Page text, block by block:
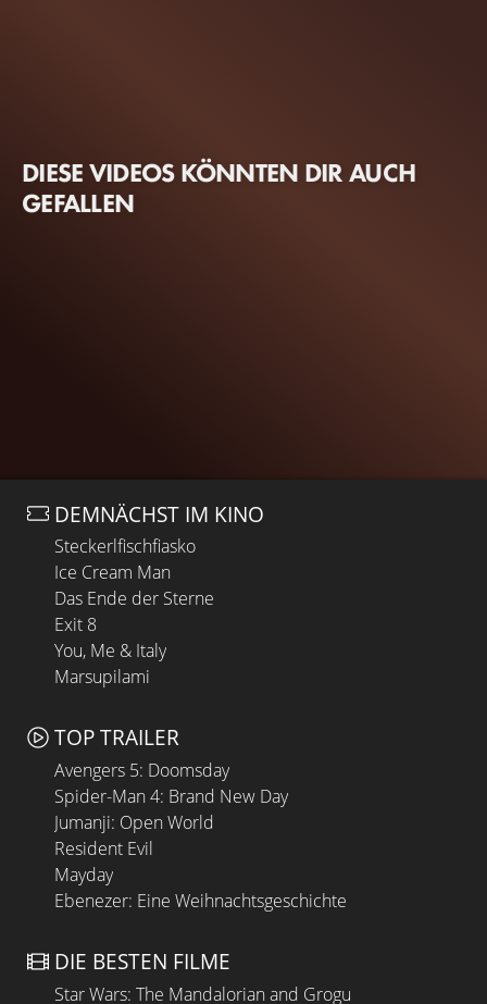
DIESE VIDEOS KÖNNTEN DIR AUCH
GEFALLEN
DEMNÄCHST IM KINO
Steckerlfischfiasko
Ice Cream Man
Das Ende der Sterne
Exit 8
You, Me & Italy
Marsupilami
TOP TRAILER
Avengers 5: Doomsday
Spider-Man 4: Brand New Day
Jumanji: Open World
Resident Evil
Mayday
Ebenezer: Eine Weihnachtsgeschichte
DIE BESTEN FILME
Star Wars: The Mandalorian and Grogu